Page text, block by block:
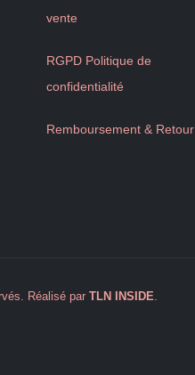
vente
RGPD Politique de
confidentialité
Remboursement & Retour
Réalisé par TLN INSIDE.